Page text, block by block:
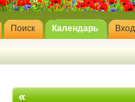
Поиск Календарь Вход
«